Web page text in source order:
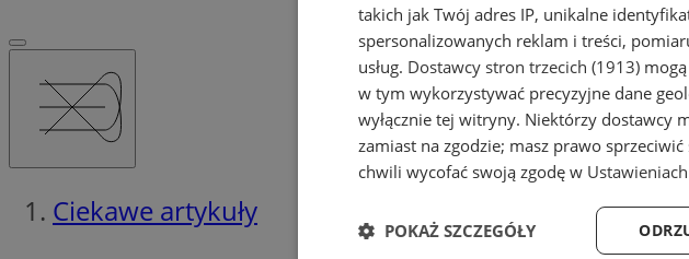
Ciekawe artykuły
takich jak Twój adres IP, unikalne
spersonalizowanych reklam i treści,
usług. Dostawcy stron trzecich (1913)
w tym wykorzystywać precyzyjne dane
wyłącznie tej witryny. Niektórzy dostawcy
zamiast na zgodzie; masz prawo
chwili wycofać swoją zgodę w
POKAŻ SZCZEGÓŁY